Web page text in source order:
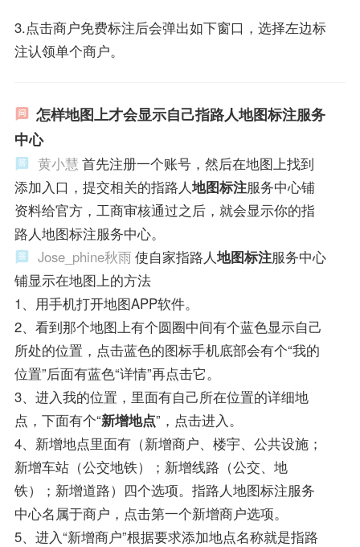
3.点击商户免费标注后会弹出如下窗口，选择左边标
注认领单个商户。
怎样地图上才会显示自己指路人地图标注服务
中心
黄小慧 首先注册一个账号，然后在地图上找到
添加入口，提交相关的指路人地图标注服务中心铺
资料给官方，工商审核通过之后，就会显示你的指
路人地图标注服务中心。
Jose_phine秋雨使自家指路人地图标注服务中心
铺显示在地图上的方法
1、用手机打开地图APP软件。
2、看到那个地图上有个圆圈中间有个蓝色显示自己
所处的位置，点击蓝色的图标手机底部会有个“我的
位置”后面有蓝色“详情”再点击它。
3、进入我的位置，里面有自己所在位置的详细地
点，下面有个“新增地点”，点击进入。
4、新增地点里面有（新增商户、楼宇、公共设施；
新增车站（公交地铁）；新增线路（公交、地
铁）；新增道路）四个选项。指路人地图标注服务
中心名属于商户，点击第一个新增商户选项。
5、进入“新增商户”根据要求添加地点名称就是指路